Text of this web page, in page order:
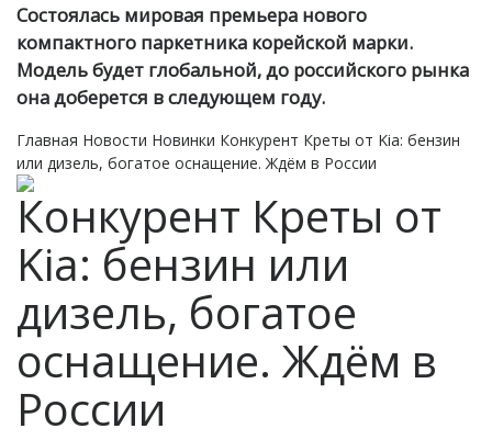
Состоялась мировая премьера нового
компактного паркетника корейской марки.
Модель будет глобальной, до российского рынка
она доберется в следующем году.
Главная Новости Новинки Конкурент Креты от Kia: бензин
или дизель, богатое оснащение. Ждём в России
Конкурент Креты от
Kia: бензин или
дизель, богатое
оснащение. Ждём в
России